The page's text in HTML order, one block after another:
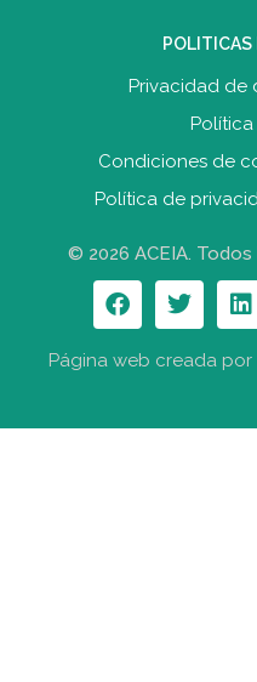
POLITICAS
Privacidad de
Condiciones de
Política de
© 2026 ACEIA.
Página web creada por